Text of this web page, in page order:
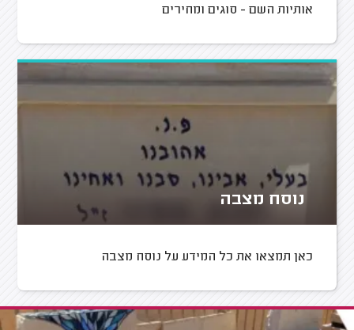
אותיות השם - סוגים ומחירים
נוסח מצבה
כאן תמצאו את כל המידע על נוסח מצבה